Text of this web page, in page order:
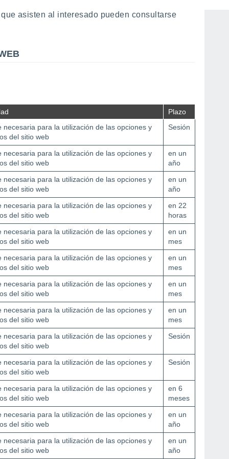
asisten al interesado pueden consultarse
Plazo
necesaria para la utilización de las opciones y
del sitio web
Sesión
necesaria para la utilización de las opciones y
del sitio web
en un
año
necesaria para la utilización de las opciones y
del sitio web
en un
año
necesaria para la utilización de las opciones y
del sitio web
en 22
horas
necesaria para la utilización de las opciones y
del sitio web
en un
mes
necesaria para la utilización de las opciones y
del sitio web
en un
mes
necesaria para la utilización de las opciones y
del sitio web
en un
mes
necesaria para la utilización de las opciones y
del sitio web
en un
mes
necesaria para la utilización de las opciones y
del sitio web
Sesión
necesaria para la utilización de las opciones y
del sitio web
Sesión
necesaria para la utilización de las opciones y
del sitio web
en 6
meses
necesaria para la utilización de las opciones y
del sitio web
en un
año
necesaria para la utilización de las opciones y
del sitio web
en un
año